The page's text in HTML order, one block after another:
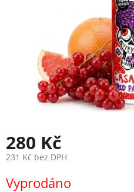
280 Kč
231 Kč bez DPH
cena:
Vyprodáno